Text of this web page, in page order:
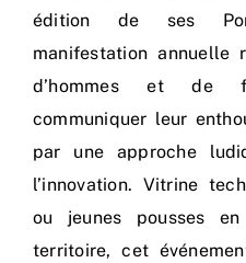
Actualités
édition de ses
manifestation annuelle
d’hommes et de
communiquer leur
par une approche
l’innovation. Vitrine
ou jeunes pousses
territoire, cet